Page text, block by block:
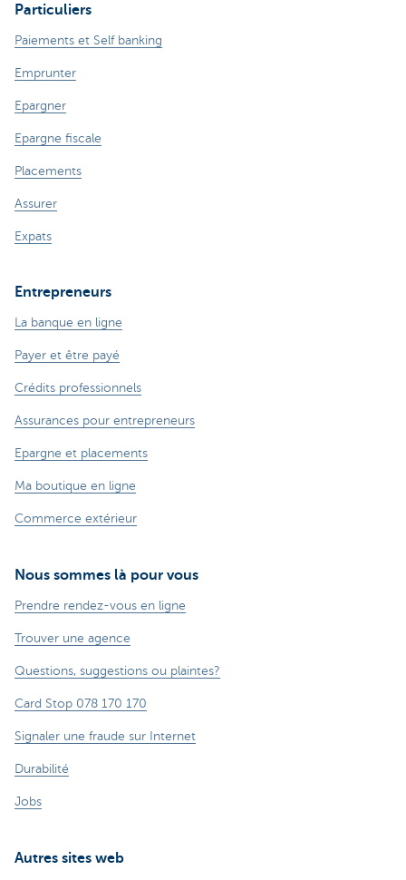
Particuliers
Paiements et Self banking
Emprunter
Epargner
Epargne fiscale
Placements
Assurer
Expats
Entrepreneurs
La banque en ligne
Payer et être payé
Crédits professionnels
Assurances pour entrepreneurs
Epargne et placements
Ma boutique en ligne
Commerce extérieur
Nous sommes là pour vous
Prendre rendez-vous en ligne
Trouver une agence
Questions, suggestions ou plaintes?
Card Stop 078 170 170
Signaler une fraude sur Internet
Durabilité
Jobs
Autres sites web